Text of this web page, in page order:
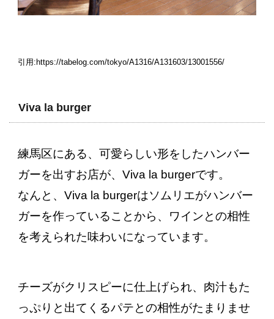
引用:https://tabelog.com/tokyo/A1316/A131603/13001556/
Viva la burger
練馬区にある、可愛らしい形をしたハンバー
ガーを出すお店が、Viva la burgerです。
なんと、Viva la burgerはソムリエがハンバー
ガーを作っていることから、ワインとの相性
を考えられた味わいになっています。
チーズがクリスピーに仕上げられ、肉汁もた
っぷりと出てくるパテとの相性がたまりませ